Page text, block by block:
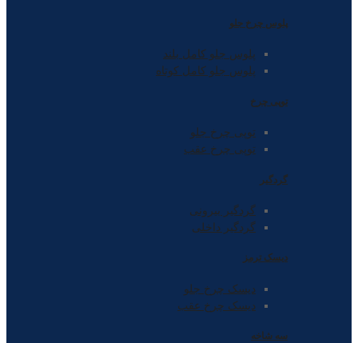
پلوس چرخ جلو
پلوس جلو کامل بلند
پلوس جلو کامل کوتاه
توپی چرخ
توپی چرخ جلو
توپی چرخ عقب
گردگیر
گردگیر بیرونی
گردگیر داخلی
دیسک ترمز
دیسک چرخ جلو
دیسک چرخ عقب
سه شاخه